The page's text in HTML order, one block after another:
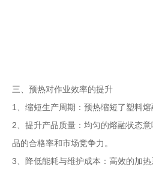
三、预热对作业效率的提升
1、缩短生产周期：预热缩短了塑料
2、提升产品质量：均匀的熔融状态
品的合格率和市场竞争力。
3、降低能耗与维护成本：高效的加